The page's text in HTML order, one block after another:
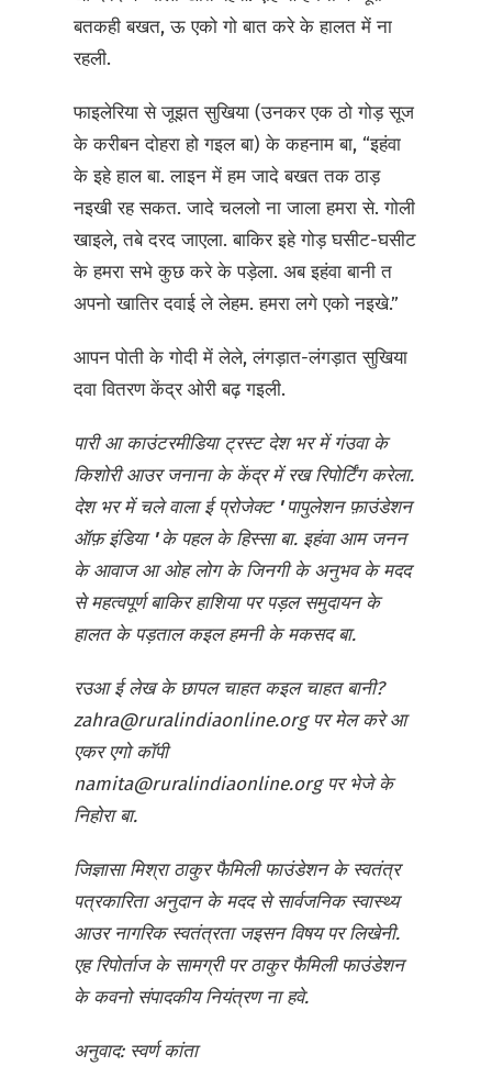
बतकही बखत, ऊ एको गो बात करे के हालत में ना
रहली.
फाइलेरिया से जूझत सुखिया (उनकर एक ठो गोड़ सूज
के करीबन दोहरा हो गइल बा) के कहनाम बा, “इहंवा
के इहे हाल बा. लाइन में हम जादे बखत तक ठाड़
नइखी रह सकत. जादे चललो ना जाला हमरा से. गोली
खाइले, तबे दरद जाएला. बाकिर इहे गोड़ घसीट-घसीट
के हमरा सभे कुछ करे के पड़ेला. अब इहंवा बानी त
अपनो खातिर दवाई ले लेहम. हमरा लगे एको नइखे.”
आपन पोती के गोदी में लेले, लंगड़ात-लंगड़ात सुखिया
दवा वितरण केंद्र ओरी बढ़ गइली.
पारी आ काउंटरमीडिया ट्रस्ट देश भर में गंउवा के
किशोरी आउर जनाना के केंद्र में रख रिपोर्टिंग करेला.
देश भर में चले वाला ई प्रोजेक्ट 'पापुलेशन फ़ाउंडेशन
ऑफ़ इंडिया 'के पहल के हिस्सा बा. इहंवा आम जनन
के आवाज आ ओह लोग के जिनगी के अनुभव के मदद
से महत्वपूर्ण बाकिर हाशिया पर पड़ल समुदायन के
हालत के पड़ताल कइल हमनी के मकसद बा.
रउआ ई लेख के छापल चाहत कइल चाहत बानी?
zahra@ruralindiaonline.org पर मेल करे आ
एकर एगो कॉपी
namita@ruralindiaonline.org पर भेजे के
निहोरा बा.
जिज्ञासा मिश्रा ठाकुर फैमिली फाउंडेशन के स्वतंत्र
पत्रकारिता अनुदान के मदद से सार्वजनिक स्वास्थ्य
आउर नागरिक स्वतंत्रता जइसन विषय पर लिखेनी.
एह रिपोर्ताज के सामग्री पर ठाकुर फैमिली फाउंडेशन
के कवनो संपादकीय नियंत्रण ना हवे.
अनुवाद: स्वर्ण कांता